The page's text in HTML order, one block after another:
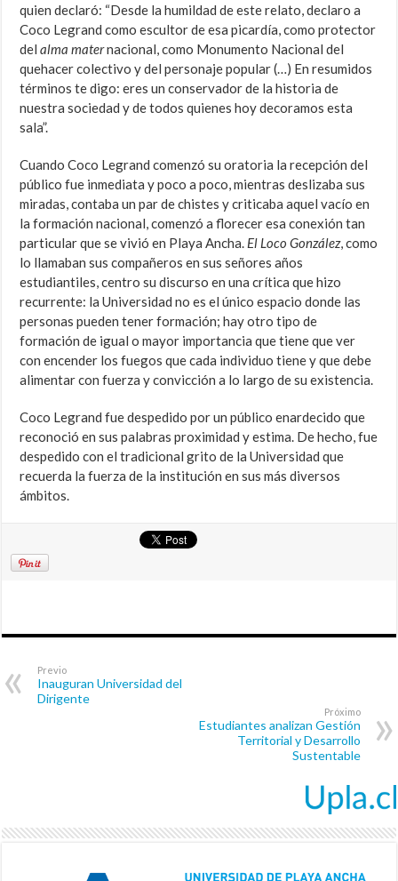
quien declaró: “Desde la humildad de este relato, declaro a
Coco Legrand como escultor de esa picardía, como protector
delalma maternacional, como Monumento Nacional del
quehacer colectivo y del personaje popular (…) En resumidos
términos te digo: eres un conservador de la historia de
nuestra sociedad y de todos quienes hoy decoramos esta
sala”.
Cuando Coco Legrand comenzó su oratoria la recepción del
público fue inmediata y poco a poco, mientras deslizaba sus
miradas, contaba un par de chistes y criticaba aquel vacío en
la formación nacional, comenzó a florecer esa conexión tan
particular que se vivió en Playa Ancha. El Loco González, como
lo llamaban sus compañeros en sus señores años
estudiantiles, centro su discurso en una crítica que hizo
recurrente: la Universidad no es el único espacio donde las
personas pueden tener formación; hay otro tipo de
formación de igual o mayor importancia que tiene que ver
con encender los fuegos que cada individuo tiene y que debe
alimentar con fuerza y convicción a lo largo de su existencia.
Coco Legrand fue despedido por un público enardecido que
reconoció en sus palabras proximidad y estima. De hecho, fue
despedido con el tradicional grito de la Universidad que
recuerda la fuerza de la institución en sus más diversos
ámbitos.
Previo
Inauguran Universidad del
Dirigente
Próximo
Estudiantes analizan Gestión
Territorial y Desarrollo
Sustentable